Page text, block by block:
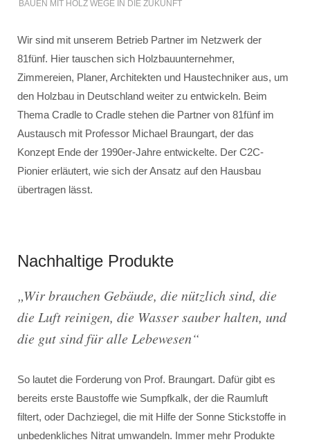
BAUEN MIT HOLZ WEGE IN DIE ZUKUNFT
Wir sind mit unserem Betrieb Partner im Netzwerk der
81fünf. Hier tauschen sich Holzbauunternehmer,
Zimmereien, Planer, Architekten und Haustechniker aus, um
den Holzbau in Deutschland weiter zu entwickeln. Beim
Thema Cradle to Cradle stehen die Partner von 81fünf im
Austausch mit Professor Michael Braungart, der das
Konzept Ende der 1990er-Jahre entwickelte. Der C2C-
Pionier erläutert, wie sich der Ansatz auf den Hausbau
übertragen lässt.
Nachhaltige Produkte
„Wir brauchen Gebäude, die nützlich sind, die
die Luft reinigen, die Wasser sauber halten, und
die gut sind für alle Lebewesen“
So lautet die Forderung von Prof. Braungart. Dafür gibt es
bereits erste Baustoffe wie Sumpfkalk, der die Raumluft
filtert, oder Dachziegel, die mit Hilfe der Sonne Stickstoffe in
unbedenkliches Nitrat umwandeln. Immer mehr Produkte